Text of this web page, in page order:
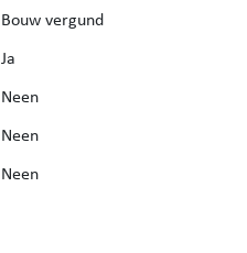
Bouw vergund
Ja
Neen
Neen
Neen